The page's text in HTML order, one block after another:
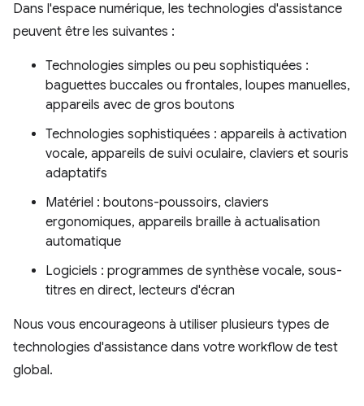
Dans l'espace numérique, les technologies d'assistance
peuvent être les suivantes :
Technologies simples ou peu sophistiquées :
baguettes buccales ou frontales, loupes manuelles,
appareils avec de gros boutons
Technologies sophistiquées : appareils à activation
vocale, appareils de suivi oculaire, claviers et souris
adaptatifs
Matériel : boutons-poussoirs, claviers
ergonomiques, appareils braille à actualisation
automatique
Logiciels : programmes de synthèse vocale, sous-
titres en direct, lecteurs d'écran
Nous vous encourageons à utiliser plusieurs types de
technologies d'assistance dans votre workflow de test
global.